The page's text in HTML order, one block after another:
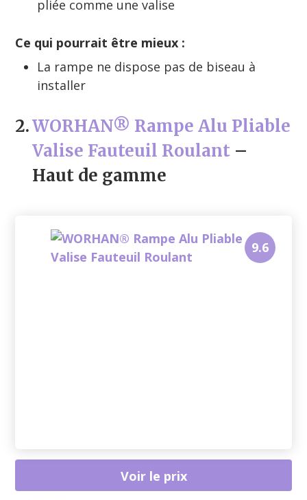
pliée comme une valise
Ce qui pourrait être mieux :
La rampe ne dispose pas de biseau à
installer
2.WORHAN® Rampe Alu Pliable
Valise Fauteuil Roulant –
Haut de gamme
9.6
Voir le prix